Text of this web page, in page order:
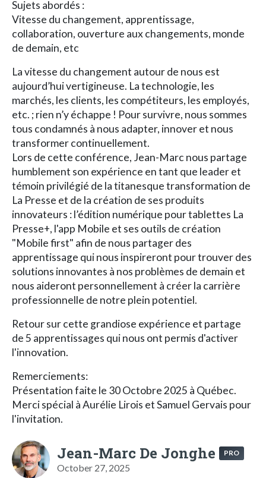
Sujets abordés :
Vitesse du changement, apprentissage,
collaboration, ouverture aux changements, monde
de demain, etc
La vitesse du changement autour de nous est
aujourd’hui vertigineuse. La technologie, les
marchés, les clients, les compétiteurs, les employés,
etc. ; rien n’y échappe ! Pour survivre, nous sommes
tous condamnés à nous adapter, innover et nous
transformer continuellement.
Lors de cette conférence, Jean-Marc nous partage
humblement son expérience en tant que leader et
témoin privilégié de la titanesque transformation de
La Presse et de la création de ses produits
innovateurs : l’édition numérique pour tablettes La
Presse+, l'app Mobile et ses outils de création
"Mobile first" afin de nous partager des
apprentissage qui nous inspireront pour trouver des
solutions innovantes à nos problèmes de demain et
nous aideront personnellement à créer la carrière
professionnelle de notre plein potentiel.
Retour sur cette grandiose expérience et partage
de 5 apprentissages qui nous ont permis d'activer
l'innovation.
Remerciements:
Présentation faite le 30 Octobre 2025 à Québec.
Merci spécial à Aurélie Lirois et Samuel Gervais pour
l'invitation.
Jean-Marc De Jonghe PRO
October 27, 2025